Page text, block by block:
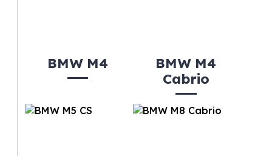
BMW M4
BMW M4
Cabrio